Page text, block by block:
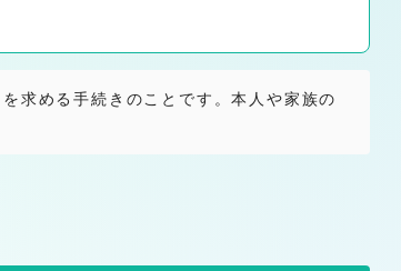
求める手続きのことです。本人や家族の